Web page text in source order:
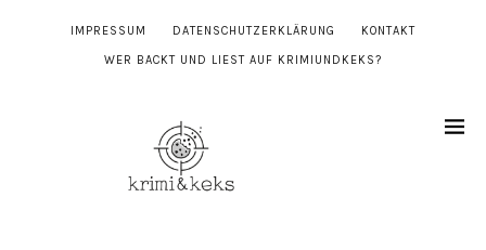
IMPRESSUM DATENSCHUTZERKLÄRUNG KONTAKT
WER BACKT UND LIEST AUF KRIMIUNDKEKS?